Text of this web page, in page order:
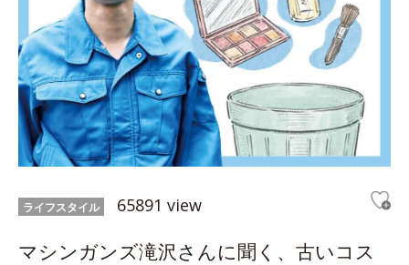
ライフスタイル 65891 view
マシンガンズ滝沢さんに聞く、古いコス